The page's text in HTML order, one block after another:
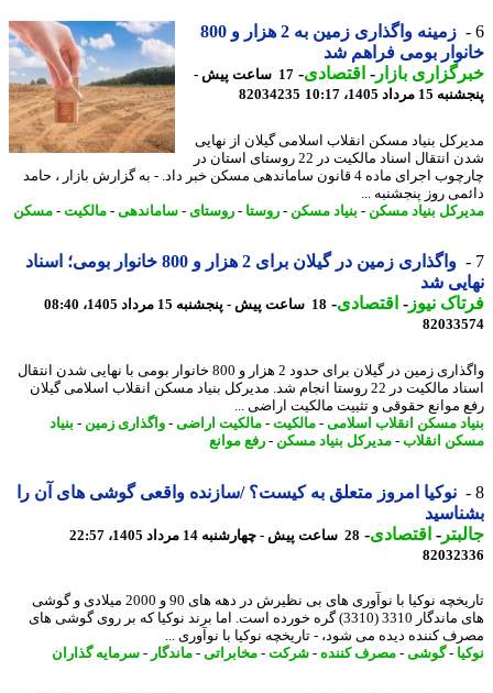
زمینه واگذاری زمین به 2 هزار و 800
بومی فراهم شد
بازار- اقتصادی-
17 ساعت پیش -
1405، 10:17
82034235
بنیاد مسکن انقلاب اسلامی گیلان از نهایی
شدن انتقال اسناد مالکیت در 22 روستای استان در
چارچوب اجرای ماده 4 قانون ساماندهی مسکن خبر داد. - به گزارش بازار ، حامد
روز پنجشنبه ...
بنیاد مسکن-بنیاد مسکن-روستا-روستای-ساماندهی-مالکیت-مسکن
واگذاری زمین در گیلان برای 2 هزار و 800 خانوار بومی؛ اسناد
شد
نیوز-اقتصادی-18 ساعت پیش - پنجشنبه 15 مرداد 1405، 08:40
واگذاری زمین در گیلان برای حدود 2 هزار و 800 خانوار بومی با نهایی شدن انتقال
اسناد مالکیت در 22 روستا انجام شد. مدیرکل بنیاد مسکن انقلاب اسلامی گیلان
موانع حقوقی و تثبیت مالکیت اراضی ...
مسکن انقلاب اسلامی-مالکیت-مالکیت اراضی -واگذاری زمین -بنیاد
انقلاب-مدیرکل بنیاد مسکن-رفع موانع
نوکیا امروز متعلق به کیست؟ /سازنده واقعی گوشی های آن را
-اقتصادی-28 ساعت پیش - چهارشنبه 14 مرداد 1405، 22:57
تاریخچه نوکیا با نوآوری های بی نظیرش در دهه های 90 و 2000 میلادی و گوشی
های ماندگار 3310 (3310) گره خورده است. اما برند نوکیا که بر روی گوشی های
کننده دیده می شود، - تاریخچه نوکیا با نوآوری ...
-گوشی-مصرف کننده-شرکت-مخابراتی-ماندگار-سرمایه گذاران